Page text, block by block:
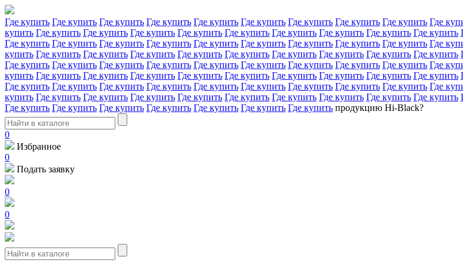
Где купить Где купить Где купить Где купить Где купить Где купить Где купить Где купить Где купить Где
купить Где купить Где купить Где купить Где купить Где купить Где купить Где купить Где купить Где купить
Где купить Где купить Где купить Где купить Где купить Где купить Где купить Где купить Где купить Где
купить Где купить Где купить Где купить Где купить Где купить Где купить Где купить Где купить Где купить
Где купить Где купить Где купить Где купить Где купить Где купить Где купить Где купить Где купить Где
купить Где купить Где купить Где купить Где купить Где купить Где купить Где купить Где купить Где купить
Где купить Где купить Где купить Где купить Где купить Где купить Где купить Где купить Где купить Где
купить Где купить Где купить Где купить Где купить Где купить Где купить Где купить Где купить Где купить
Где купить Где купить Где купить Где купить Где купить Где купить Где купить продукцию Hi-Black?
0
Избранное
0
Подать заявку
0
0